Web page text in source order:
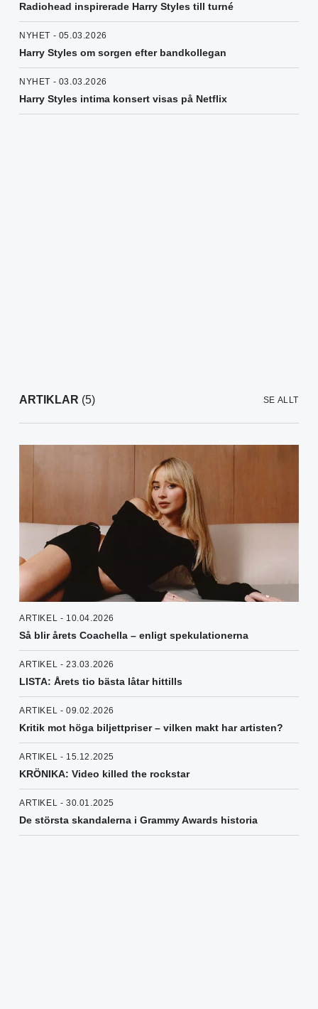
Radiohead inspirerade Harry Styles till turné
NYHET - 05.03.2026
Harry Styles om sorgen efter bandkollegan
NYHET - 03.03.2026
Harry Styles intima konsert visas på Netflix
ARTIKLAR (5) SE ALLT
ARTIKEL - 10.04.2026
Så blir årets Coachella – enligt spekulationerna
ARTIKEL - 23.03.2026
LISTA: Årets tio bästa låtar hittills
ARTIKEL - 09.02.2026
Kritik mot höga biljettpriser – vilken makt har artisten?
ARTIKEL - 15.12.2025
KRÖNIKA: Video killed the rockstar
ARTIKEL - 30.01.2025
De största skandalerna i Grammy Awards historia